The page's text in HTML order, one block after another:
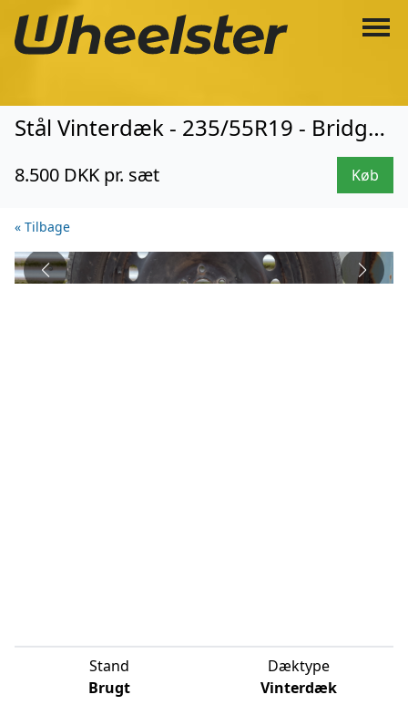
Stål Vinterdæk - 235/55R19 - Bridgestone (3608)
8.500 DKK pr. sæt Køb
« Tilbage
Stand
Brugt
Dæktype
Vinterdæk